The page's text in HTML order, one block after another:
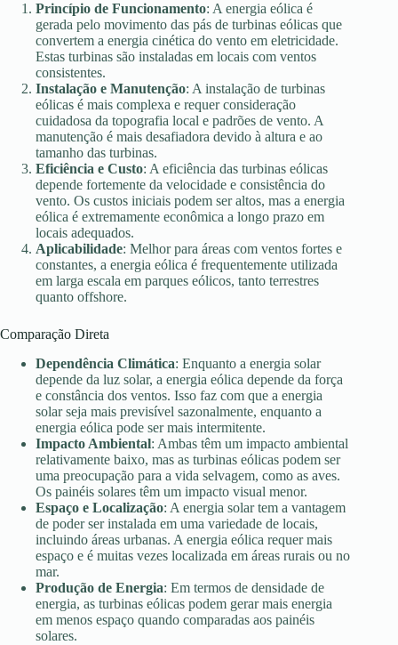
Princípio de Funcionamento: A energia eólica é
gerada pelo movimento das pás de turbinas eólicas que
convertem a energia cinética do vento em eletricidade.
Estas turbinas são instaladas em locais com ventos
consistentes.
Instalação e Manutenção: A instalação de turbinas
eólicas é mais complexa e requer consideração
cuidadosa da topografia local e padrões de vento. A
manutenção é mais desafiadora devido à altura e ao
tamanho das turbinas.
Eficiência e Custo: A eficiência das turbinas eólicas
depende fortemente da velocidade e consistência do
vento. Os custos iniciais podem ser altos, mas a energia
eólica é extremamente econômica a longo prazo em
locais adequados.
Aplicabilidade: Melhor para áreas com ventos fortes e
constantes, a energia eólica é frequentemente utilizada
em larga escala em parques eólicos, tanto terrestres
quanto offshore.
Comparação Direta
Dependência Climática: Enquanto a energia solar
depende da luz solar, a energia eólica depende da força
e constância dos ventos. Isso faz com que a energia
solar seja mais previsível sazonalmente, enquanto a
energia eólica pode ser mais intermitente.
Impacto Ambiental: Ambas têm um impacto ambiental
relativamente baixo, mas as turbinas eólicas podem ser
uma preocupação para a vida selvagem, como as aves.
Os painéis solares têm um impacto visual menor.
Espaço e Localização: A energia solar tem a vantagem
de poder ser instalada em uma variedade de locais,
incluindo áreas urbanas. A energia eólica requer mais
espaço e é muitas vezes localizada em áreas rurais ou no
mar.
Produção de Energia: Em termos de densidade de
energia, as turbinas eólicas podem gerar mais energia
em menos espaço quando comparadas aos painéis
solares.